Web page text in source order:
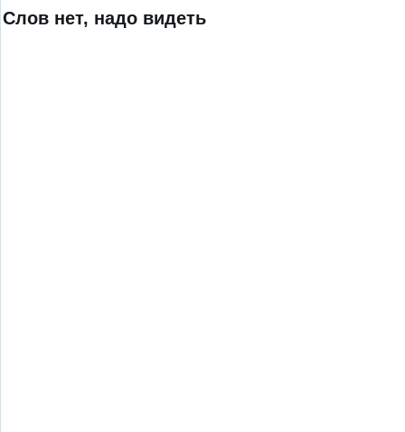
Слов нет, надо видеть